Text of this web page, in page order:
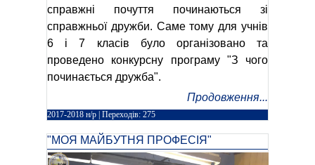
справжні почуття починаються зі
справжньої дружби. Саме тому для учнів
6 і 7 класів було організовано та
проведено конкурсну програму "З чого
починається дружба".
Продовження...
2017-2018 н/р | Переходів: 275
"МОЯ МАЙБУТНЯ ПРОФЕСІЯ"